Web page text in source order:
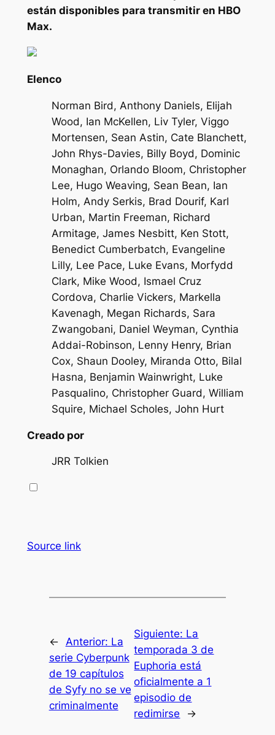
están disponibles para transmitir en HBO
Max.
Elenco
Norman Bird, Anthony Daniels, Elijah
Wood, Ian McKellen, Liv Tyler, Viggo
Mortensen, Sean Astin, Cate Blanchett,
John Rhys-Davies, Billy Boyd, Dominic
Monaghan, Orlando Bloom, Christopher
Lee, Hugo Weaving, Sean Bean, Ian
Holm, Andy Serkis, Brad Dourif, Karl
Urban, Martin Freeman, Richard
Armitage, James Nesbitt, Ken Stott,
Benedict Cumberbatch, Evangeline
Lilly, Lee Pace, Luke Evans, Morfydd
Clark, Mike Wood, Ismael Cruz
Cordova, Charlie Vickers, Markella
Kavenagh, Megan Richards, Sara
Zwangobani, Daniel Weyman, Cynthia
Addai-Robinson, Lenny Henry, Brian
Cox, Shaun Dooley, Miranda Otto, Bilal
Hasna, Benjamin Wainwright, Luke
Pasqualino, Christopher Guard, William
Squire, Michael Scholes, John Hurt
Creado por
JRR Tolkien
Source link
← Anterior: La
serie Cyberpunk
de 19 capítulos
de Syfy no se ve
criminalmente
Siguiente: La
temporada 3 de
Euphoria está
oficialmente a 1
episodio de
redimirse
→